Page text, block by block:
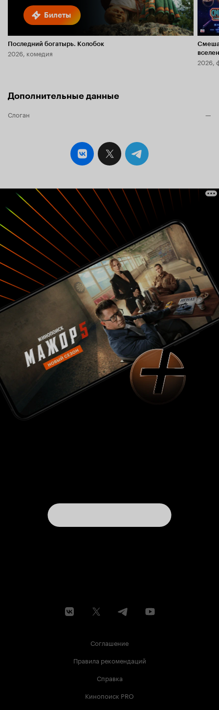
Билеты
Последний богатырь. Колобок
2026, комедия
2026,
Дополнительные данные
Слоган —
Соглашение
Правила рекомендаций
Справка
Кинопоиск PRO